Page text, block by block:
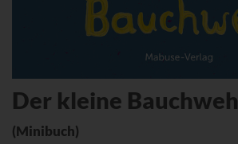
Der kleine Bauchweh
(Minibuch)